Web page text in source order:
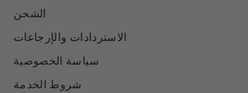
الشحن
الاستردادات والإرجاعات
سياسة الخصوصية
شروط الخدمة